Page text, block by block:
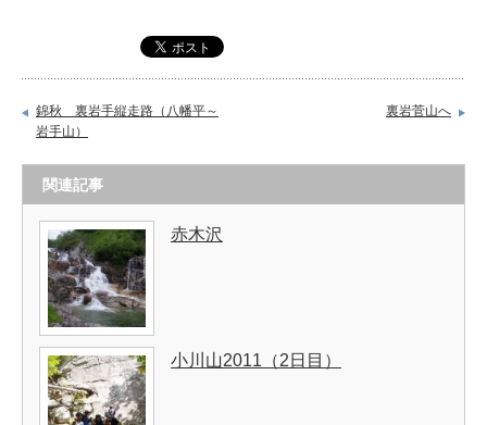
錦秋 裏岩手縦走路（八幡平～
岩手山）
裏岩菅山へ
関連記事
赤木沢
小川山2011（2日目）